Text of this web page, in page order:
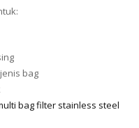
bag
bag filter stainless steel